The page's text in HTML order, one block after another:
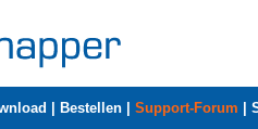
Bestellen Support-Forum